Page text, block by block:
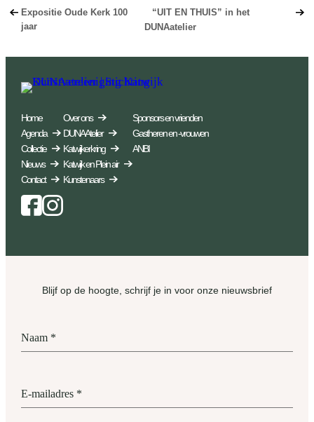
Expositie Oude Kerk 100
jaar
“UIT EN THUIS” in het
DUNAatelier
Home
Agenda
Collectie
Nieuws
Contact
Facebook Instagram
Over ons
DUNA Atelier
Katwijkerkring
Katwijk en Plein air
Kunstenaars
Sponsors en vrienden
Gastheren en -vrouwen
ANBI
Blijf op de hoogte, schrijf je in voor onze nieuwsbrief
Naam *
E-mailadres *